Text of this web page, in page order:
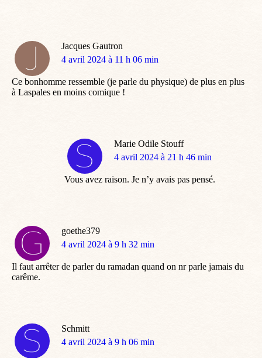
Jacques Gautron
dit
4 avril 2024 à 11 h 06 min
Ce bonhomme ressemble (je parle du physique) de plus en plus
à Laspales en moins comique !
Marie Odile Stouff
dit
4 avril 2024 à 21 h 46 min
Vous avez raison. Je n’y avais pas pensé.
goethe379
dit
4 avril 2024 à 9 h 32 min
Il faut arrêter de parler du ramadan quand on nr parle jamais du
carême.
Schmitt
dit
4 avril 2024 à 9 h 06 min